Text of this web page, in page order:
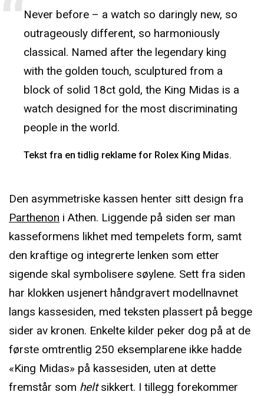
Never before – a watch so daringly new, so
outrageously different, so harmoniously
classical. Named after the legendary king
with the golden touch, sculptured from a
block of solid 18ct gold, the King Midas is a
watch designed for the most discriminating
people in the world.
Tekst fra en tidlig reklame for Rolex King Midas.
Den asymmetriske kassen henter sitt design fra
Parthenon i Athen. Liggende på siden ser man
kasseformens likhet med tempelets form, samt
den kraftige og integrerte lenken som etter
sigende skal symbolisere søylene. Sett fra siden
har klokken usjenert håndgravert modellnavnet
langs kassesiden, med teksten plassert på begge
sider av kronen. Enkelte kilder peker dog på at de
første omtrentlig 250 eksemplarene ikke hadde
«King Midas» på kassesiden, uten at dette
fremstår som heltsikkert. I tillegg forekommer